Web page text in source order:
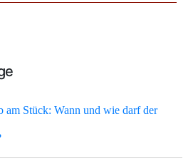
am Stück: Wann und wie darf der